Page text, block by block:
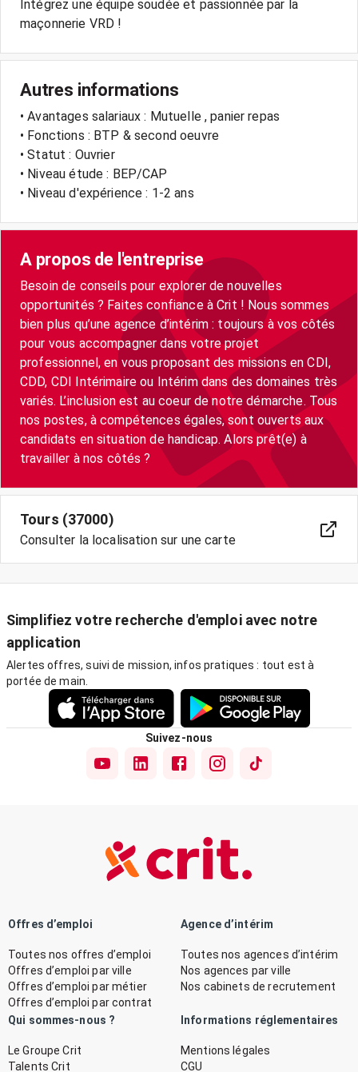
Intégrez une équipe soudée et passionnée par la
maçonnerie VRD !
Autres informations
• Avantages salariaux : Mutuelle , panier repas
• Fonctions : BTP & second oeuvre
• Statut : Ouvrier
• Niveau étude : BEP/CAP
• Niveau d'expérience : 1-2 ans
A propos de l'entreprise
Besoin de conseils pour explorer de nouvelles
opportunités ? Faites confiance à Crit ! Nous sommes
bien plus qu’une agence d’intérim : toujours à vos côtés
pour vous accompagner dans votre projet
professionnel, en vous proposant des missions en CDI,
CDD, CDI Intérimaire ou Intérim dans des domaines très
variés. L’inclusion est au coeur de notre démarche. Tous
nos postes, à compétences égales, sont ouverts aux
candidats en situation de handicap. Alors prêt(e) à
travailler à nos côtés ?
Tours (37000)
Consulter la localisation sur une carte
Simplifiez votre recherche d'emploi avec notre
application
Alertes offres, suivi de mission, infos pratiques : tout est à
portée de main.
Suivez-nous
Offres d’emploi
Toutes nos offres d’emploi
Offres d’emploi par ville
Offres d’emploi par métier
Offres d’emploi par contrat
Agence d’intérim
Toutes nos agences d’intérim
Nos agences par ville
Nos cabinets de recrutement
Qui sommes-nous ?
Le Groupe Crit
Talents Crit
Informations réglementaires
Mentions légales
CGU